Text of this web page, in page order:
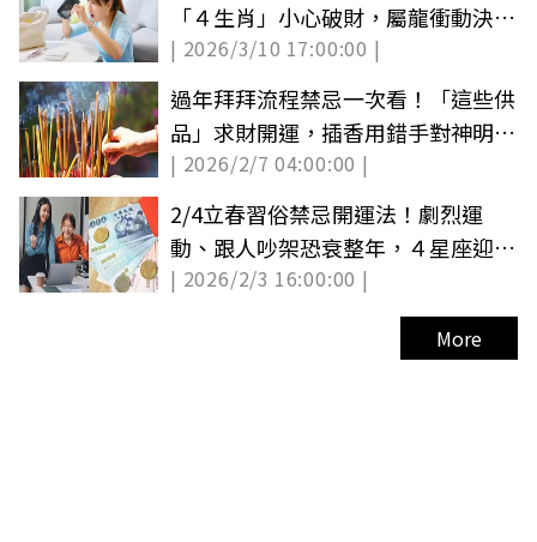
「４生肖」小心破財，屬龍衝動決策
恐虧損
| 2026/3/10 17:00:00 |
過年拜拜流程禁忌一次看！「這些供
品」求財開運，插香用錯手對神明超
不敬
| 2026/2/7 04:00:00 |
2/4立春習俗禁忌開運法！劇烈運
動、跟人吵架恐衰整年，４星座迎財
神大賺錢
| 2026/2/3 16:00:00 |
More